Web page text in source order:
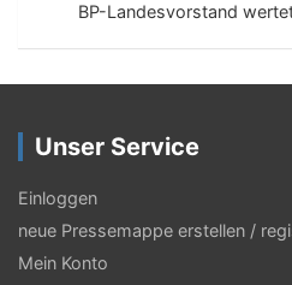
t
r
a
g
s
-
BP-Landesvorstand
Unser Service
Einloggen
neue Pressemappe erstellen /
Mein Konto